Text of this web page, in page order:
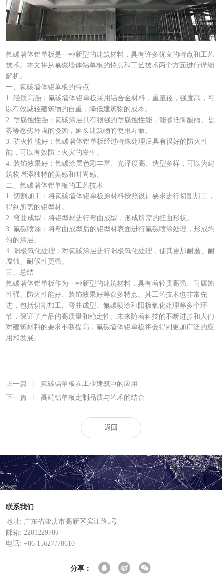
氟碳墙体铝单板是一种新型的建筑材料，具有许多优良的特点和工艺
技术。本文将从氟碳墙体铝单板的特点和工艺技术两个方面进行详细
解析。
一、氟碳墙体铝单板的特点
1. 轻质高强：氟碳墙体铝单板采用铝合金材料，重量轻，强度高，可
以有效减轻建筑物的自重，降低建筑物的成本。
2. 耐腐蚀性强：氟碳涂层具有很强的耐腐蚀性能，能够抵御酸雨、盐
雾等恶劣环境的侵蚀，延长建筑物的使用寿命。
3. 防火性能好：氟碳墙体铝单板经过特殊处理后具有很好的防火性
能，可以有效防止火灾的发生。
4. 装饰效果好：氟碳涂层色彩丰富、光泽度高、造型多样，可以为建
筑物增添独特的美感和时尚感。
二、氟碳墙体铝单板的工艺技术
1. 切割加工：将氟碳墙体铝单板原材料按照设计要求进行切割加工，
得到所需的铝型材。
2. 弯曲成型：将铝型材进行弯曲成型，形成所需的扭曲形状。
3. 氟碳喷涂：将弯曲成型后的铝型材表面进行氟碳喷涂处理，形成均
匀的涂层。
4. 阳极氧化处理：对氟碳涂层进行阳极氧化处理，使其更加耐磨、耐
腐蚀、耐候性更强。
三、总结
氟碳墙体铝单板作为一种新型的建筑材料，具有着轻质高强、耐腐蚀
性强、防火性能好、装饰效果好等众多特点。其工艺技术也非常先
进，包括切割加工、弯曲成型、氟碳喷涂和阳极氧化处理等多个环
节，保证了产品的高质量和稳定性。未来随着科技的不断进步和人们
对建筑材料的要求不断提高，氟碳墙体铝单板将会得到更加广泛的应
用和发展。
上一篇
氟碳铝单板在工业建筑中的应用
下一篇
高端铝单板定制品质与艺术的结合
返回
联系我们
地址: 广东省肇庆市高新区滨江路5号
邮箱: 2201229786
电话: +86 15627778610
分享：